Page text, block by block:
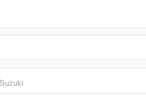
Suzuki